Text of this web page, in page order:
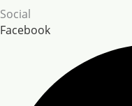
Social
Facebook